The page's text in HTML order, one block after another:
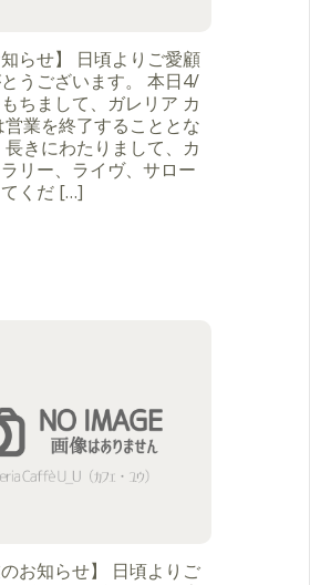
知らせ】 日頃よりご愛顧
うございます。 本日4/
ちまして、ガレリア カ
営業を終了することとな
長きにわたりまして、カ
リー、ライヴ、サロー
くだ […]
のお知らせ】 日頃よりご